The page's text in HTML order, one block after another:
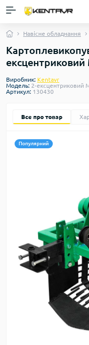
Навісне обладнання
Виробник: Kentavr
Модель: 2-ексцентриковий
Артикул: 130430
Все про товар
Популярний